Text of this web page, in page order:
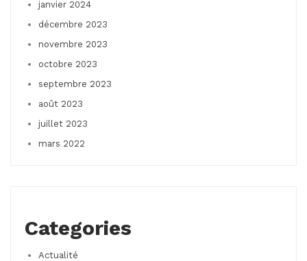
janvier 2024
décembre 2023
novembre 2023
octobre 2023
septembre 2023
août 2023
juillet 2023
mars 2022
Categories
Actualité